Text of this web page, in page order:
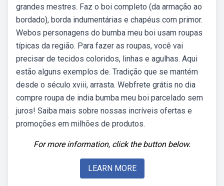
grandes mestres. Faz o boi completo (da armação ao
bordado), borda indumentárias e chapéus com primor.
Webos personagens do bumba meu boi usam roupas
típicas da região. Para fazer as roupas, você vai
precisar de tecidos coloridos, linhas e agulhas. Aqui
estão alguns exemplos de. Tradição que se mantém
desde o século xviii, arrasta. Webfrete grátis no dia
compre roupa de india bumba meu boi parcelado sem
juros! Saiba mais sobre nossas incríveis ofertas e
promoções em milhões de produtos.
For more information, click the button below.
LEARN MORE